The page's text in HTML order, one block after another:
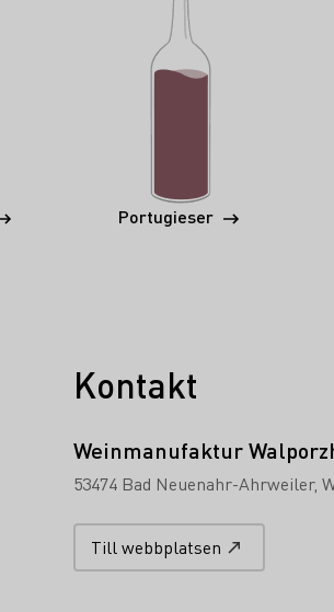
Portugieser
Kontakt
Weinmanufaktur
53474 Bad Neuenahr-Ahrweiler
Till webbplatsen